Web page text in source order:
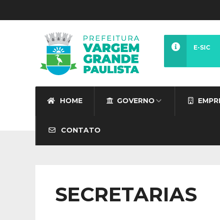
HOME GOVERNO
CONTATO
E-SIC
SECRETARIAS